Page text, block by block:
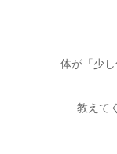
体が「少
教えて